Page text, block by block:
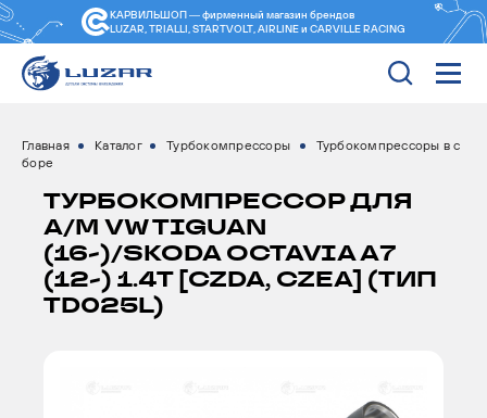
КАРВИЛЬШОП — фирменный магазин брендов
LUZAR, TRIALLI, STARTVOLT, AIRLINE и CARVILLE RACING
Главная Каталог Турбокомпрессоры
Турбокомпрессоры в с
боре
ТУРБОКОМПРЕССОР ДЛЯ
А/М VW TIGUAN
(16-)/SKODA OCTAVIA A7
(12-) 1.4T [CZDA, CZEA] (ТИП
TD025L)